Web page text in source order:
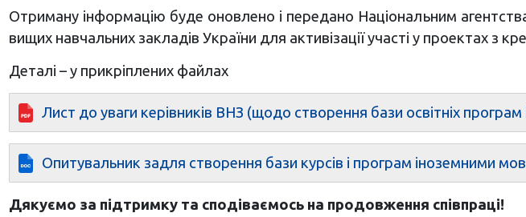
Отриману інформацію буде оновлено і передано Національним
вищих навчальних закладів України для активізації участі у проектах з
Деталі – у прикріплених файлах
Лист до уваги керівників ВНЗ (щодо створення бази освітніх
Опитувальник задля створення бази курсів і програм іноземними
Дякуємо за підтримку та сподіваємось на продовження співпраці!